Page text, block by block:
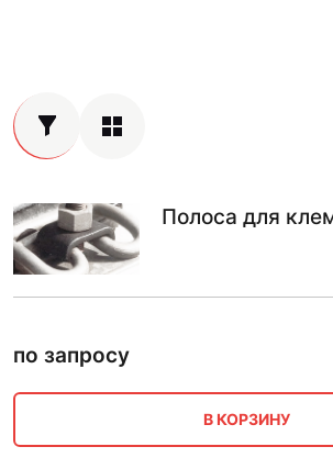
Полоса для
по запросу
В КОРЗИНУ